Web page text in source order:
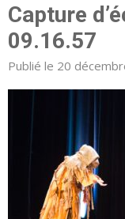
Capture
09.16.57
Publié le 20